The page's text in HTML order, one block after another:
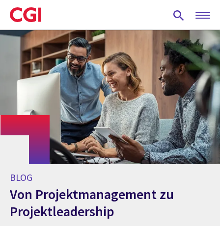
Skip
to
main
content
BLOG
Von Projektmanagement zu
Projektleadership